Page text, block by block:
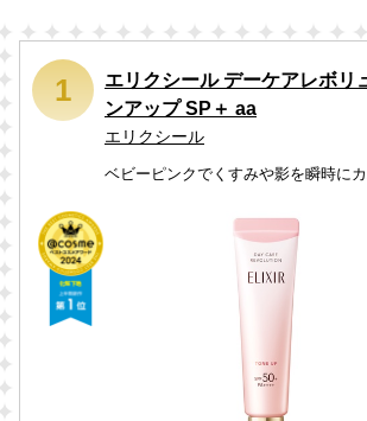
1
エリクシール デーケアレボリ
ンアップ SP＋ aa
エリクシール
ベビーピンクでくすみや影を瞬時に